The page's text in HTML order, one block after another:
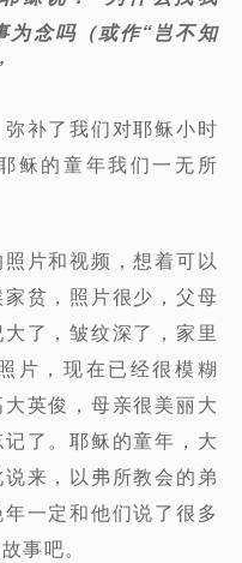
为念吗（或作“岂不知
补了我们对耶稣小时
稣的童年我们一无所
片和视频，想着可以
贫，照片很少，父母
了，皱纹深了，家里
片，现在已经很模糊
英俊，母亲很美丽大
了。耶稣的童年，大
来，以弗所教会的弟
一定和他们说了很多
事吧。